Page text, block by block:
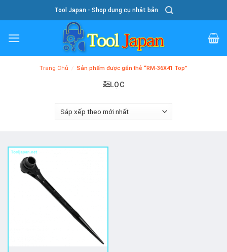
To
Content
Tool Japan - Shop dụng cụ nhật bản
Trang Chủ / Sản phẩm được gắn thẻ “RM-36X41 Top”
LỌC